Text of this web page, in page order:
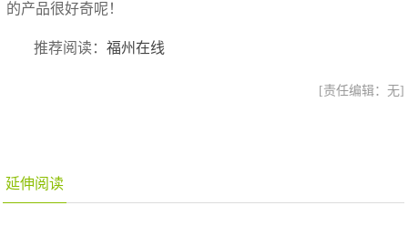
的产品很好奇呢！
推荐阅读：福州在线
[责任编辑：无]
延伸阅读